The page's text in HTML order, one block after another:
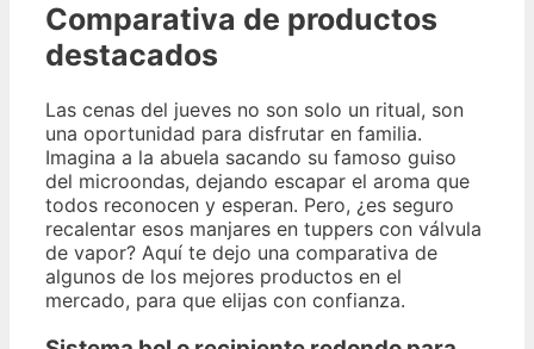
Comparativa de productos
destacados
Las cenas del jueves no son solo un ritual, son
una oportunidad para disfrutar en familia.
Imagina a la abuela sacando su famoso guiso
del microondas, dejando escapar el aroma que
todos reconocen y esperan. Pero, ¿es seguro
recalentar esos manjares en tuppers con válvula
de vapor? Aquí te dejo una comparativa de
algunos de los mejores productos en el
mercado, para que elijas con confianza.